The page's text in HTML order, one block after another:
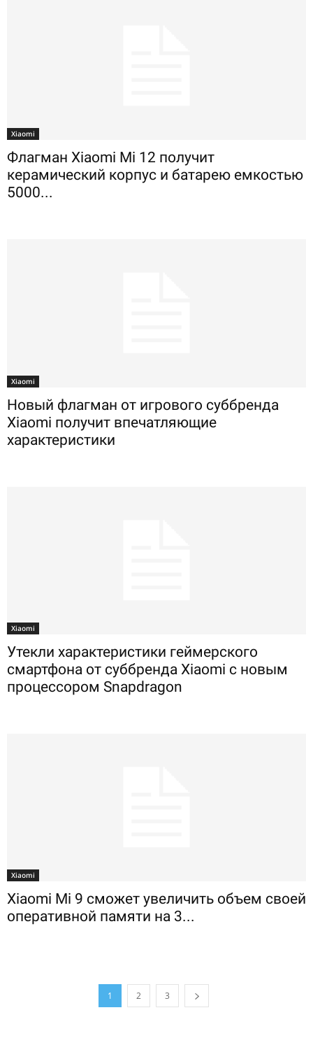
Xiaomi
Флагман Xiaomi Mi 12 получит
керамический корпус и батарею емкостью
5000...
Xiaomi
Новый флагман от игрового суббренда
Xiaomi получит впечатляющие
характеристики
Xiaomi
Утекли характеристики геймерского
смартфона от суббренда Xiaomi с новым
процессором Snapdragon
Xiaomi
Xiaomi Mi 9 сможет увеличить объем своей
оперативной памяти на 3...
1 2 3